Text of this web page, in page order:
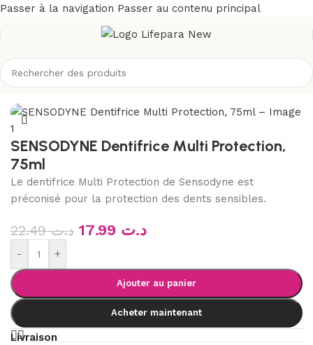
Passer à la navigation Passer au contenu principal
/Boutique/Hygiène/Soins buccodentaires/Dentifrices
SENSODYNE Dentifrice Multi Protection,
75ml
Le dentifrice Multi Protection de Sensodyne est
préconisé pour la protection des dents sensibles.
د.ت22.49 د.ت
- +
Ajouter au panier
Acheter maintenant
Livraison